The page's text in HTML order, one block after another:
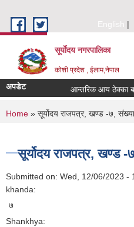
English
सूर्याेदय नगरपालिका
कोशी प्रदेश , ईलाम,नेपाल
अपडेट आन्तरिक आय ठेक्का
You are here
Home » सूर्योदय राजपत्र, खण्ड -७,
सूर्योदय राजपत्र, खण्ड -
Submitted on: Wed, 12/06/2023 -
khanda:
७
Shankhya: